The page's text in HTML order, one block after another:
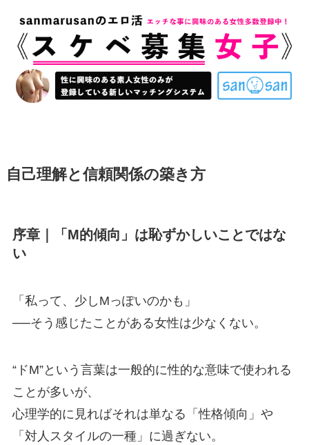
自己理解と信頼関係の築き方
序章｜「M的傾向」は恥ずかしいことではな
い
「私って、少しMっぽいのかも」
──そう感じたことがある女性は少なくない。
“ドM”という言葉は一般的に性的な意味で使われる
ことが多いが、
心理学的に見ればそれは単なる「性格傾向」や
「対人スタイルの一種」に過ぎない。